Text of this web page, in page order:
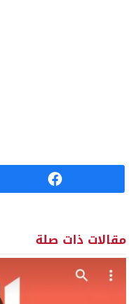
مقالات ذات صلة